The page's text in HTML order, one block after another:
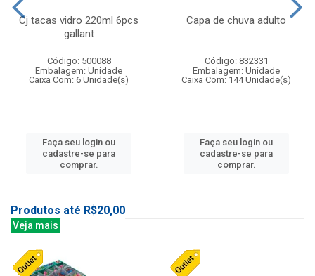
Cj tacas vidro 220ml 6pcs
gallant
Código: 500088
Embalagem: Unidade
Caixa Com: 6 Unidade(s)
Faça seu login ou
cadastre-se para
comprar.
Capa de chuva adulto
Código: 832331
Embalagem: Unidade
Caixa Com: 144 Unidade(s)
Faça seu login ou
cadastre-se para
comprar.
Produtos até R$20,00
Veja mais